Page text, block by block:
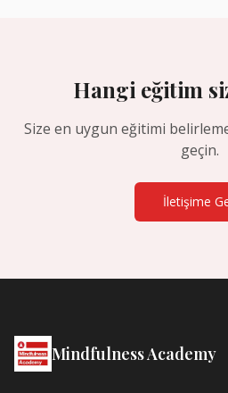
Hangi eğitim
Size en uygun eğitimi
geçin.
İletişime
Mindfulness Academy